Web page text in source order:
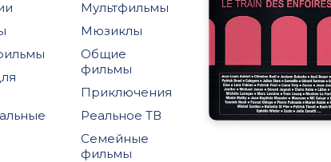
Мультфильмы
Мюзиклы
Общие
фильмы
Приключения
Реальное ТВ
Семейные
фильмы